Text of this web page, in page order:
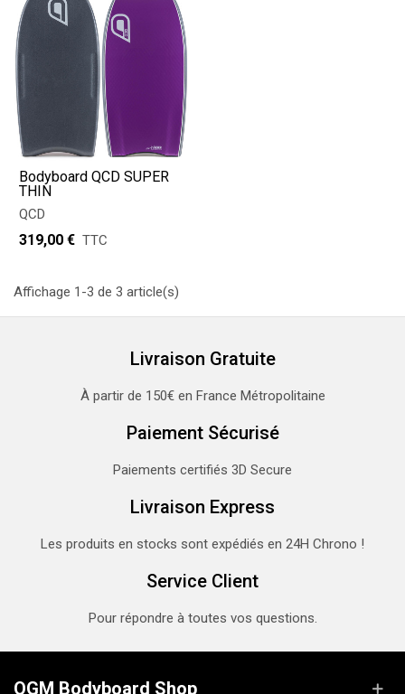
Bodyboard QCD SUPER
THIN
QCD
319,00 € TTC
Affichage 1-3 de 3 article(s)
Livraison Gratuite
À partir de 150€ en France Métropolitaine
Paiement Sécurisé
Paiements certifiés 3D Secure
Livraison Express
Les produits en stocks sont expédiés en 24H Chrono !
Service Client
Pour répondre à toutes vos questions.
OGM Bodyboard Shop